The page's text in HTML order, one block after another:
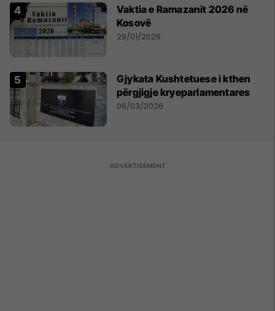
Vaktia e Ramazanit 2026 në
Kosovë
29/01/2026
Gjykata Kushtetuese i kthen
përgjigje kryeparlamentares
06/03/2026